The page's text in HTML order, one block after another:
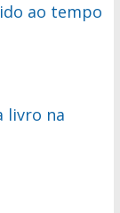
ao tempo
livro na